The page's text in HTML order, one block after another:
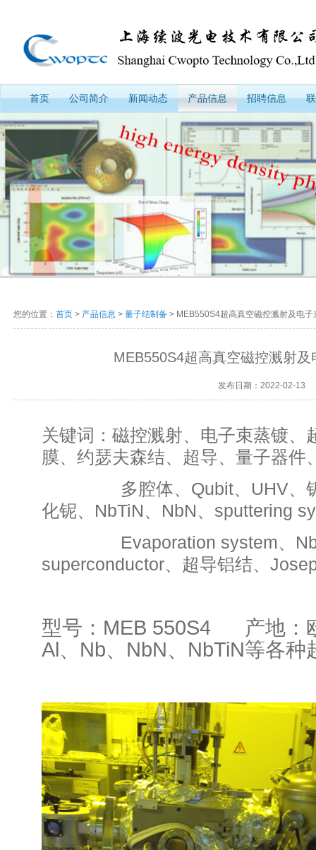
首页 公司简介 新闻动态 产品信息 招聘信息
您的位置： 首页 > 产品信息 > 量子结制备 > MEB550S4超高真空磁控溅射及电子
MEB550S4超高真空磁控溅射
发布日期：2022-02-13
关键词：磁控溅射、电子束蒸镀、
膜、约瑟夫森结、超导、量子器件
多腔体、Qubit、UHV、铌
化铌、NbTiN、NbN、sputtering
Evaporation system、Nb-
superconductor、超导铝结、
型号：MEB 550S4 产地：
Al、Nb、NbN、NbTiN等各种